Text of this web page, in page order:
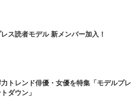
ス読者モデル 新メンバー加入！
トレンド俳優・女優を特集「モデルプレ
ダウン」